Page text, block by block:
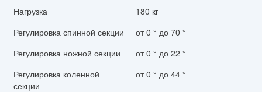
Нагрузка
180 кг
Регулировка спинной секции
от 0 ° до 70 °
Регулировка ножной секции
от 0 ° до 22 °
Регулировка коленной
секции
от 0 ° до 44 °